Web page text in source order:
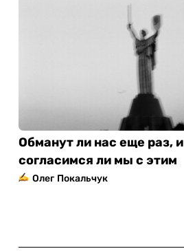
Обманут ли нас еще раз, и
согласимся ли мы с этим
Олег Покальчук